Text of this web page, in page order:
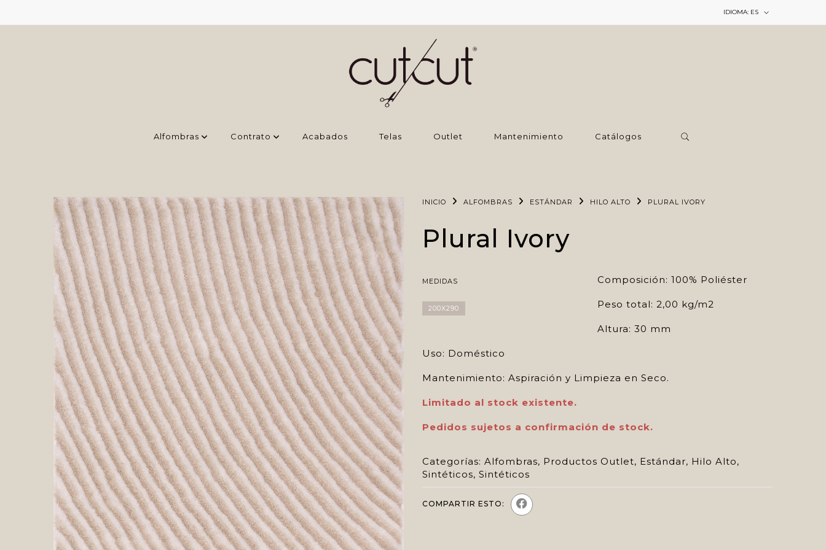
IDIOMA: ES
Alfombras Contrato Acabados Telas Outlet Mantenimiento Catálogos
INICIO ALFOMBRAS ESTÁNDAR HILO ALTO PLURAL IVORY
Plural Ivory
MEDIDAS
200X290
Composición: 100% Poliéster
Peso total: 2,00 kg/m2
Altura: 30 mm
Uso: Doméstico
Mantenimiento: Aspiración y Limpieza en Seco.
Limitado al stock existente.
Pedidos sujetos a confirmación de stock.
Categorías: Alfombras, Productos Outlet, Estándar, Hilo Alto,
Sintéticos, Sintéticos
COMPARTIR ESTO: